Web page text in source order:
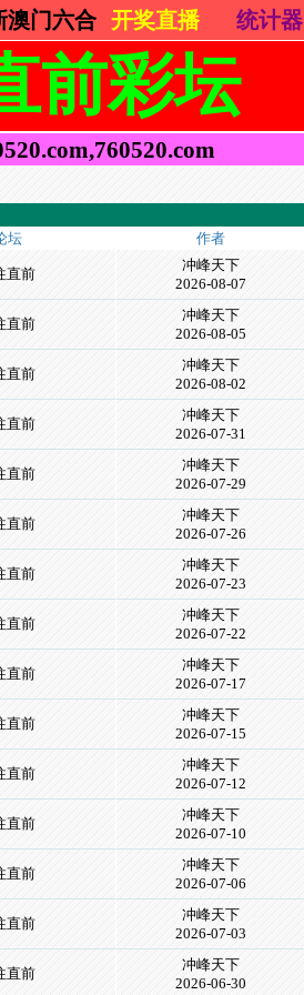
澳门六合 开奖直播 统计器
前彩坛
坛 作者
直前
冲峰天下
2026-08-07
直前
冲峰天下
2026-08-05
直前
冲峰天下
2026-08-02
直前
冲峰天下
2026-07-31
直前
冲峰天下
2026-07-29
直前
冲峰天下
2026-07-26
直前
冲峰天下
2026-07-23
直前
冲峰天下
2026-07-22
直前
冲峰天下
2026-07-17
直前
冲峰天下
2026-07-15
直前
冲峰天下
2026-07-12
直前
冲峰天下
2026-07-10
直前
冲峰天下
2026-07-06
直前
冲峰天下
2026-07-03
直前
冲峰天下
2026-06-30